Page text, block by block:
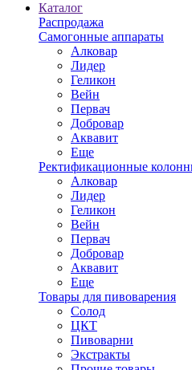
Каталог
Распродажа
Самогонные аппараты
Алковар
Лидер
Геликон
Вейн
Первач
Добровар
Аквавит
Еще
Ректификационные
Алковар
Лидер
Геликон
Вейн
Первач
Добровар
Аквавит
Еще
Товары для пивоварения
Солод
ЦКТ
Пивоварни
Экстракты